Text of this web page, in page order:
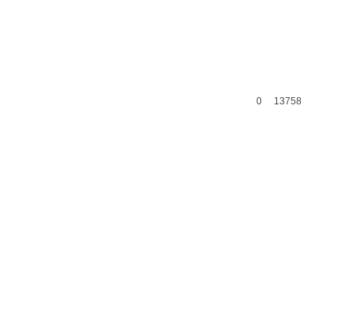
0 13758